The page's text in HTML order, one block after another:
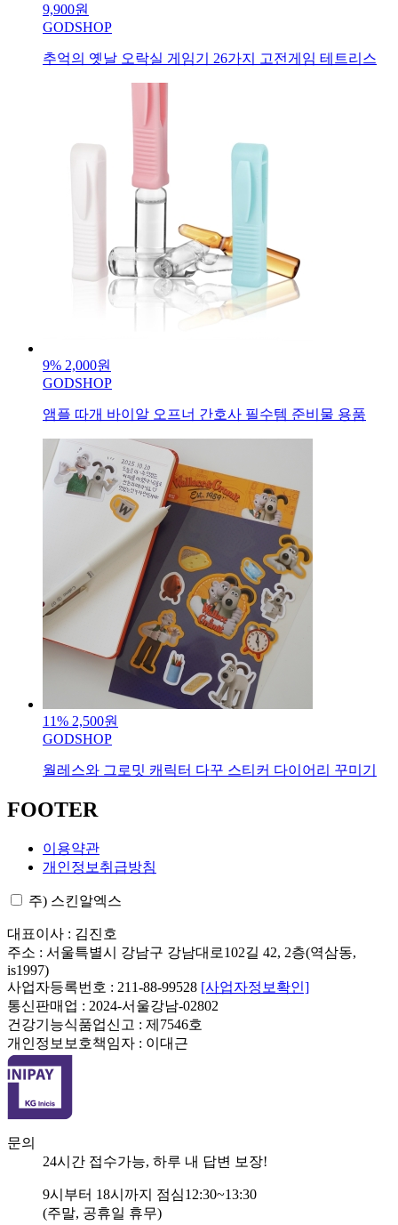
9,900원
GODSHOP
추억의 옛날 오락실 게임기 26가지 고전게임 테트리스
9% 2,000원
GODSHOP
앰플 따개 바이알 오프너 간호사 필수템 준비물 용품
11% 2,500원
GODSHOP
월레스와 그로밋 캐릭터 다꾸 스티커 다이어리 꾸미기
FOOTER
이용약관
개인정보취급방침
주) 스킨알엑스
대표이사 : 김진호
주소 : 서울특별시 강남구 강남대로102길 42, 2층(역삼동,
is1997)
사업자등록번호 : 211-88-99528 [사업자정보확인]
통신판매업 : 2024-서울강남-02802
건강기능식품업신고 : 제7546호
개인정보보호책임자 : 이대근
문의
24시간 접수가능, 하루 내 답변 보장!
9시부터 18시까지 점심12:30~13:30
(주말, 공휴일 휴무)